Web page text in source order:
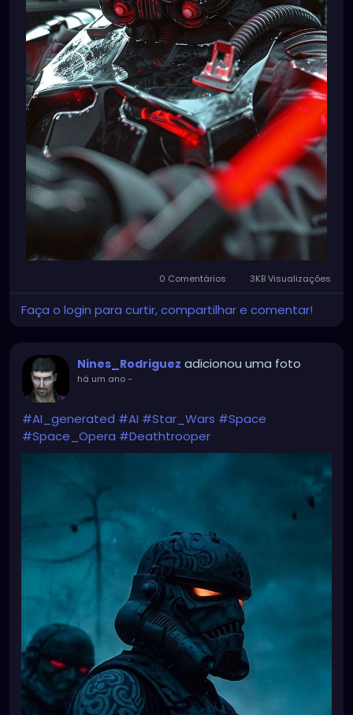
0 Comentários 3KB Visualizações
Faça o login para curtir, compartilhar e comentar!
Nines_Rodriguez adicionou uma foto
há um ano-
#AI_generated #AI #Star_Wars #Space
#Space_Opera #Deathtrooper